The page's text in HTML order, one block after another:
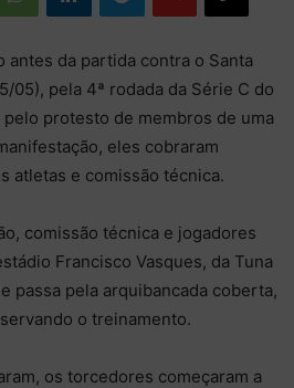
antes da partida contra o Santa
05), pela 4ª rodada da Série C do
protesto de membros de uma
eles cobraram
atletas e comissão técnica.
comissão técnica e jogadores
Francisco Vasques, da Tuna
passa pela arquibancada coberta,
o treinamento.
os torcedores começaram a